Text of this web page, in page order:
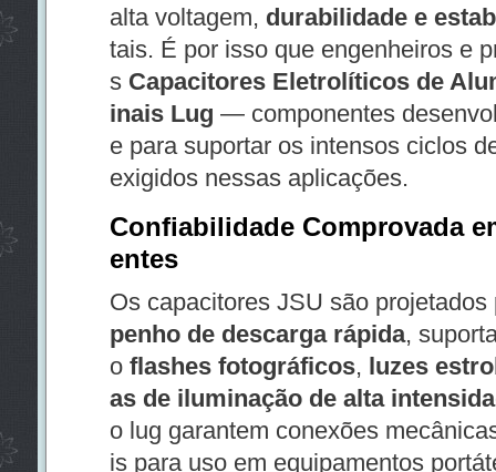
alta voltagem, durabilidade e
tais. É por isso que engenheiros e
s Capacitores Eletrolíticos de
inais Lug — componentes
e para suportar os intensos ciclos
exigidos nessas aplicações.
Confiabilidade Comprovada
entes
Os capacitores JSU são
penho de descarga rápida,
o flashes fotográficos, luzes
as de iluminação de alta
o lug garantem conexões
is para uso em equipamentos